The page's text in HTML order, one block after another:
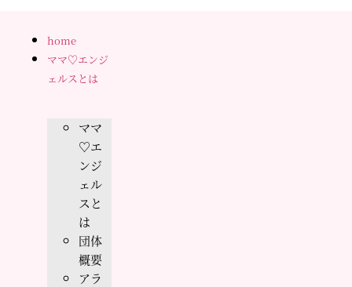
home
ママ♡エンジ
ェルスとは
ママ
♡エ
ンジ
ェル
スと
は
団体
概要
アラ